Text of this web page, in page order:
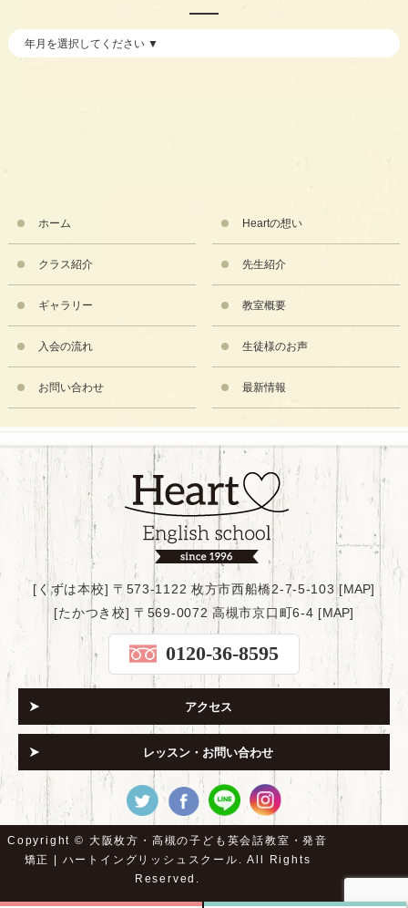
ホーム Heartの想い
クラス紹介 先生紹介
ギャラリー 教室概要
入会の流れ 生徒様のお声
お問い合わせ 最新情報
[くずは本校] 〒573-1122 枚方市西船橋2-7-5-103 [MAP]
[たかつき校] 〒569-0072 高槻市京口町6-4 [MAP]
0120-36-8595
アクセス
レッスン・お問い合わせ
Copyright © 大阪枚方・高槻の子ども英会話教室・発音
矯正 | ハートイングリッシュスクール. All Rights
Reserved.